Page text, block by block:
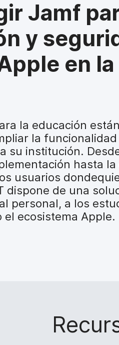
Jamf
y
en la
la educación
la funcionalidad
su institución.
hasta
usuarios
dispone de una
personal, a los
ecosistema Apple.